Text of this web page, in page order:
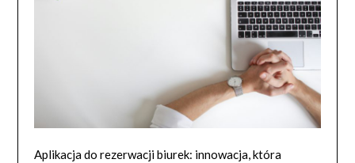
Aplikacja do rezerwacji biurek: innowacja, która